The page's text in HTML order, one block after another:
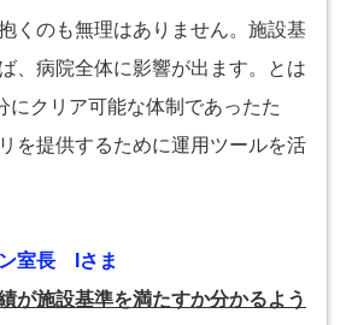
くのも無理はありません。施設基
、病院全体に影響が出ます。とは
にクリア可能な体制であったた
を提供するために運用ツールを活
室長 Iさま
が施設基準を満たすか分かるよう